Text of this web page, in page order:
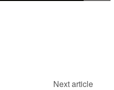
Next article